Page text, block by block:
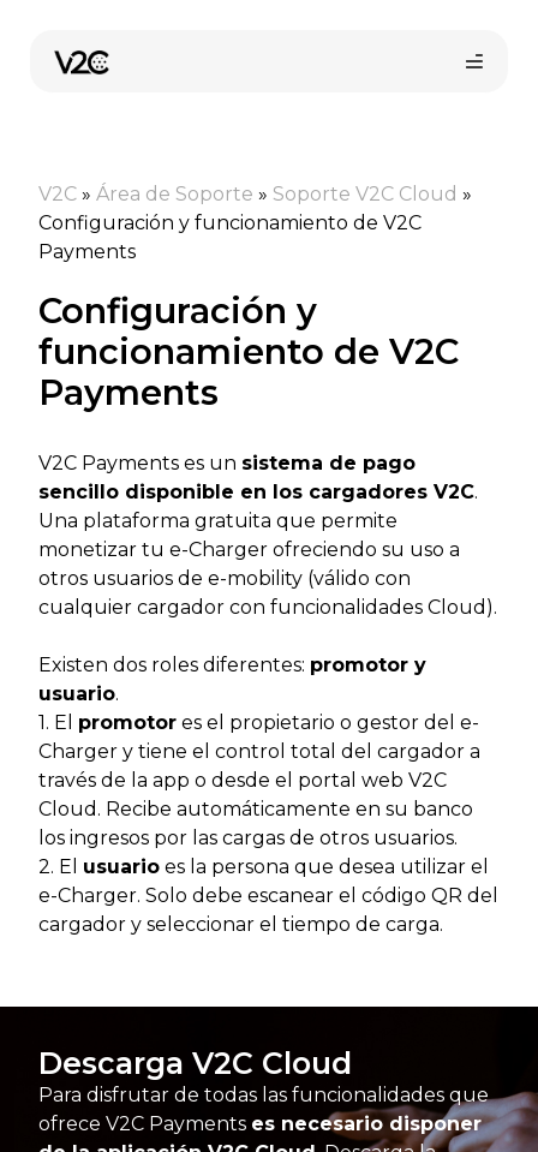
contenido
Compra online
V2C » Área de Soporte » Soporte V2C Cloud »
Configuración y funcionamiento de V2C
Payments
Configuración y
funcionamiento de V2C
Payments
V2C Payments es un sistema de pago
sencillo disponible en los cargadores V2C.
Una plataforma gratuita que permite
monetizar tu e-Charger ofreciendo su uso a
otros usuarios de e-mobility (válido con
cualquier cargador con funcionalidades Cloud).
Existen dos roles diferentes: promotor y
usuario.
1. El promotor es el propietario o gestor del e-
Charger y tiene el control total del cargador a
través de la app o desde el portal web V2C
Cloud. Recibe automáticamente en su banco
los ingresos por las cargas de otros usuarios.
2. El usuario es la persona que desea utilizar el
e-Charger. Solo debe escanear el código QR del
cargador y seleccionar el tiempo de carga.
Descarga V2C Cloud
Para disfrutar de todas las funcionalidades que
ofrece V2C Payments es necesario disponer